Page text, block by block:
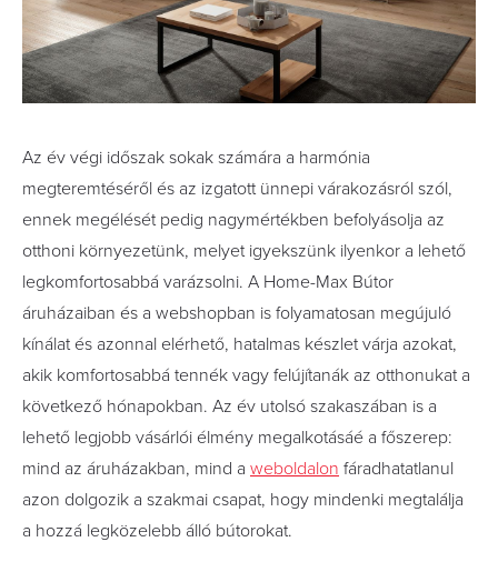
Az év végi időszak sokak számára a harmónia
megteremtéséről és az izgatott ünnepi várakozásról szól,
ennek megélését pedig nagymértékben befolyásolja az
otthoni környezetünk, melyet igyekszünk ilyenkor a lehető
legkomfortosabbá varázsolni. A Home-Max Bútor
áruházaiban és a webshopban is folyamatosan megújuló
kínálat és azonnal elérhető, hatalmas készlet várja azokat,
akik komfortosabbá tennék vagy felújítanák az otthonukat a
következő hónapokban. Az év utolsó szakaszában is a
lehető legjobb vásárlói élmény megalkotásáé a főszerep:
mind az áruházakban, mind a weboldalon fáradhatatlanul
azon dolgozik a szakmai csapat, hogy mindenki megtalálja
a hozzá legközelebb álló bútorokat.